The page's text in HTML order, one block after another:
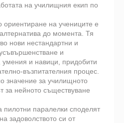
на училищния екип по
ориентиране на учениците е
до момента. Тя
нови нестандартни и
и
и навици, придобити
възпитателния процес.
значение за училищното
за нейното съществуване
пилотни паралелки споделят
задоволството си от